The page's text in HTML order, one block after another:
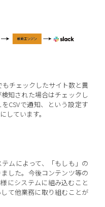
チェックしたサイト数と異
知された場合はチェックし
CSVで通知、という設定す
しています。
ムによって、「もしも」の
した。今後コンテンツ等の
にシステムに組み込むこと
て他業務に取り組むことが